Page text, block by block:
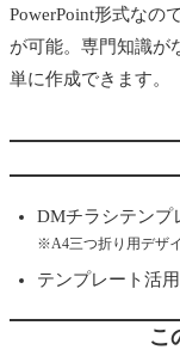
PowerPoint形式なの
が可能。専門知識が
単に作成できます。
DMチラシテンプ
※A4三つ折り用デザ
テンプレート活
こ